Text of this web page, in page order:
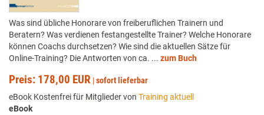
Was sind übliche Honorare von freiberuflichen Trainern und
Beratern? Was verdienen festangestellte Trainer? Welche Honorare
können Coachs durchsetzen? Wie sind die aktuellen Sätze für
Online-Training? Die Antworten von ca. ... zum Buch
Preis: 178,00 EUR |sofort lieferbar
eBook Kostenfrei für Mitglieder von Training aktuell
eBook